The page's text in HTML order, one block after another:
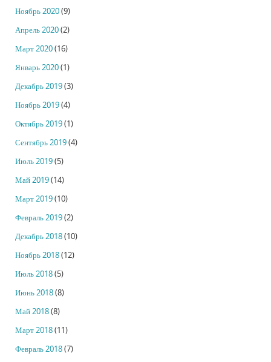
Ноябрь 2020(9)
Апрель 2020(2)
Март 2020(16)
Январь 2020(1)
Декабрь 2019(3)
Ноябрь 2019(4)
Октябрь 2019(1)
Сентябрь 2019(4)
Июль 2019(5)
Май 2019(14)
Март 2019(10)
Февраль 2019(2)
Декабрь 2018(10)
Ноябрь 2018(12)
Июль 2018(5)
Июнь 2018(8)
Май 2018(8)
Март 2018(11)
Февраль 2018(7)